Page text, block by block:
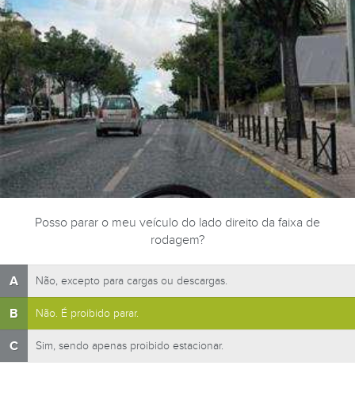
Posso parar o meu veículo do lado direito da faixa de
rodagem?
A Não, excepto para cargas ou descargas.
B Não. É proibido parar.
C Sim, sendo apenas proibido estacionar.